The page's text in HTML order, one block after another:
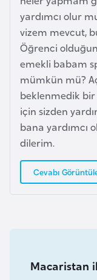
yardımcı olur
vizem mevcut,
Öğrenci
emekli babam
mümkün mü?
beklenmedik bir
için sizden
bana yardımcı
dilerim.
Cevabı
Macaristan
o
B
u
l
g
a
r
i
s
t
a